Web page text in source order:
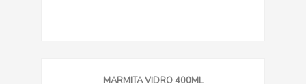
MARMITA VIDRO 400ML